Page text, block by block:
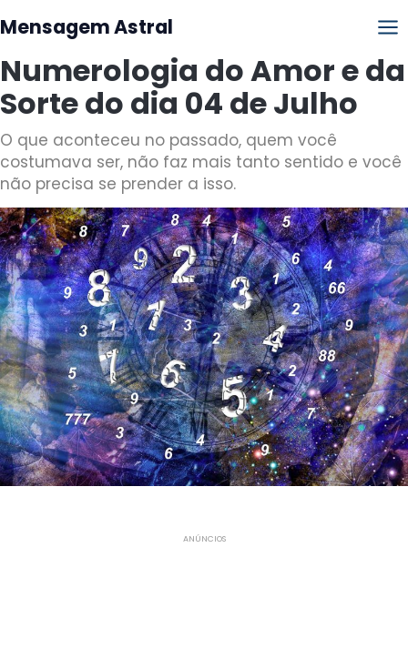
Mensagem Astral
Numerologia do Amor e da
Sorte do dia 04 de Julho
O que aconteceu no passado, quem você
costumava ser, não faz mais tanto sentido e você
não precisa se prender a isso.
ANÚNCIOS